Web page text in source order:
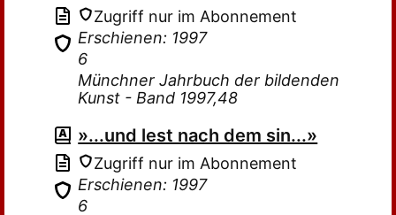
Zugriff nur im Abonnement
Erschienen: 1997
6
Münchner Jahrbuch der bildenden
Kunst - Band 1997,48
»...und lest nach dem sin...»
Zugriff nur im Abonnement
Erschienen: 1997
6